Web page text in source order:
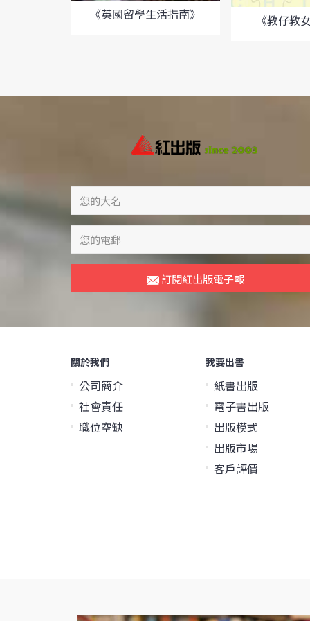
《英國留學生活指南》 《教仔教
訂閱紅出版電子報
關於我們
公司簡介
社會責任
職位空缺
我要出書
紙書出版
電子書出版
出版模式
出版市場
客戶評價